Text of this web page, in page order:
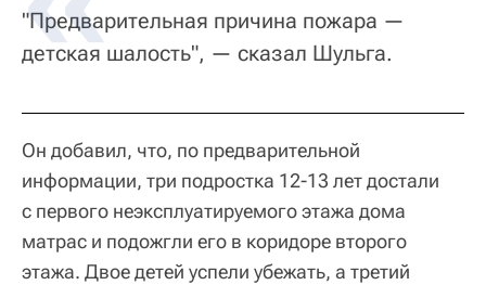
"Предварительная причина пожара —
детская шалость", — сказал Шульга.
Он добавил, что, по предварительной
информации, три подростка 12-13 лет достали
с первого неэксплуатируемого этажа дома
матрас и подожгли его в коридоре второго
этажа. Двое детей успели убежать, а третий